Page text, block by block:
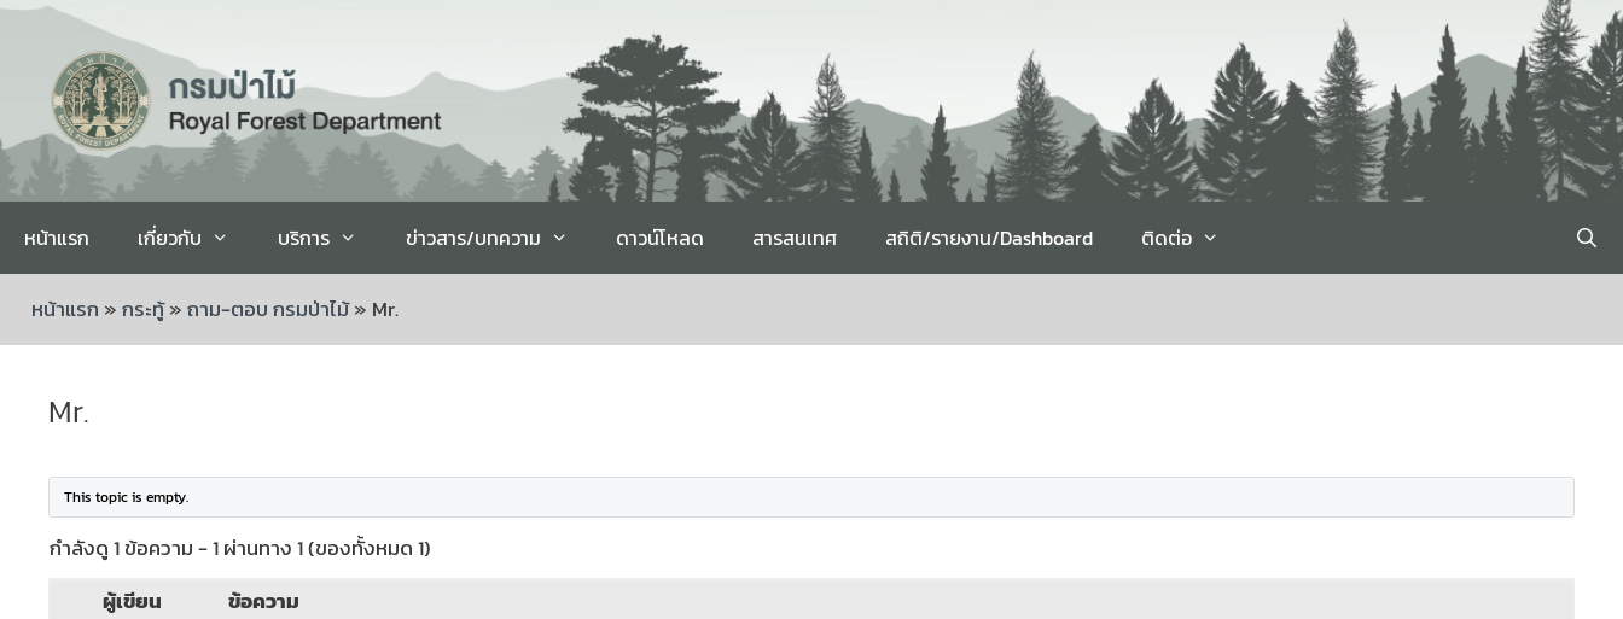
หน้าแรก เกี่ยวกับ บริการ ข่าวสาร/บทความ ดาวน์โหลด สารสนเทศ สถิติ/รายงาน/Dashboard ติดต่อ
หน้าแรก »กระทู้»ถาม-ตอบ กรมป่าไม้» Mr.
Mr.
This topic is empty.
กำลังดู 1 ข้อความ - 1 ผ่านทาง 1 (ของทั้งหมด 1)
ผู้เขียน
ข้อความ